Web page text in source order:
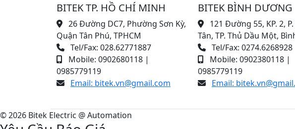
BITEK TP. HỒ CHÍ MINH
26 Đường DC7, Phường Sơn Kỳ,
Quận Tân Phú, TPHCM
Tel/Fax: 028.62771887
Mobile: 0902680118 |
0985779119
Email: bitek.vn@gmail.com
BITEK BÌNH DƯƠNG
121 Đường 55, KP. 2,
Tân, TP. Thủ Dầu Một,
Tel/Fax: 0274.6268928
Mobile: 0902380118 |
0985779119
Email:
© 2026 Bitek Electric @ Automation